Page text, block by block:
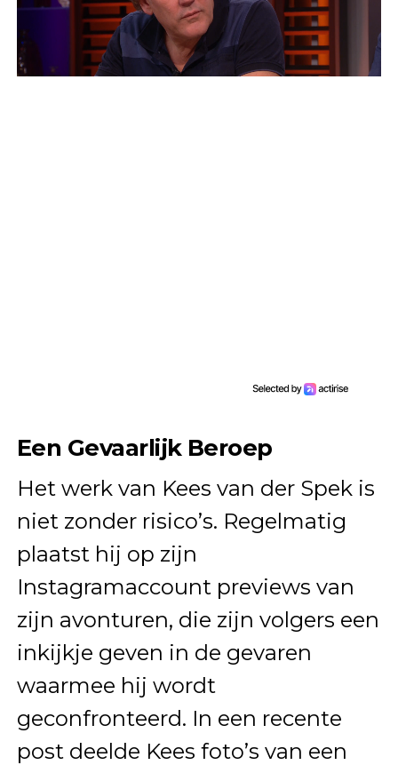
Een Gevaarlijk Beroep
Het werk van Kees van der Spek is
niet zonder risico’s. Regelmatig
plaatst hij op zijn
Instagramaccount previews van
zijn avonturen, die zijn volgers een
inkijkje geven in de gevaren
waarmee hij wordt
geconfronteerd. In een recente
post deelde Kees foto’s van een